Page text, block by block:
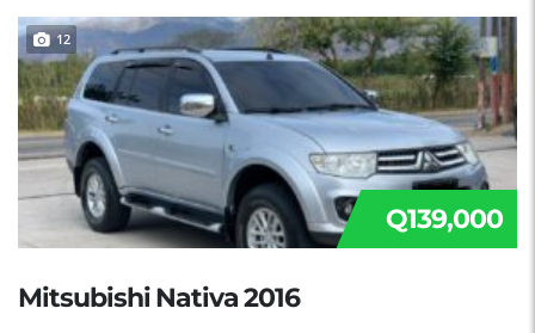
12
Q139,000
Mitsubishi Nativa 2016